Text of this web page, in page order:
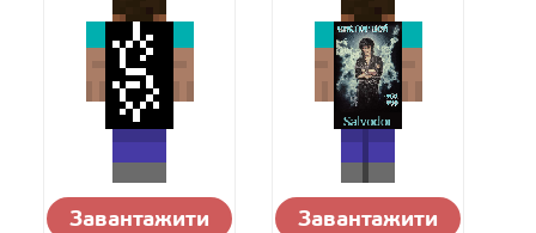
Завантажити Завантажити